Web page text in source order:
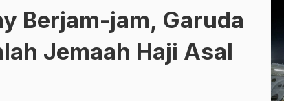
Berjam-jam, Garuda
Jemaah Haji Asal